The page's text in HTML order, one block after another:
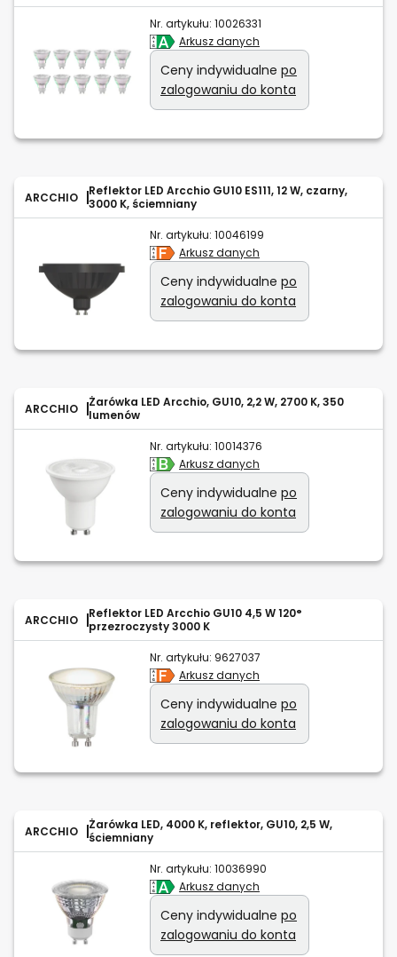
Nr. artykułu: 10026331
Arkusz danych
Ceny indywidualne po
zalogowaniu do konta
ARCCHIO
Reflektor LED Arcchio GU10 ES111, 12 W, czarny,
3000 K, ściemniany
Nr. artykułu: 10046199
Arkusz danych
Ceny indywidualne po
zalogowaniu do konta
ARCCHIO
Żarówka LED Arcchio, GU10, 2,2 W, 2700 K, 350
lumenów
Nr. artykułu: 10014376
Arkusz danych
Ceny indywidualne po
zalogowaniu do konta
ARCCHIO
Reflektor LED Arcchio GU10 4,5 W 120°
przezroczysty 3000 K
Nr. artykułu: 9627037
Arkusz danych
Ceny indywidualne po
zalogowaniu do konta
ARCCHIO
Żarówka LED, 4000 K, reflektor, GU10, 2,5 W,
ściemniany
Nr. artykułu: 10036990
Arkusz danych
Ceny indywidualne po
zalogowaniu do konta